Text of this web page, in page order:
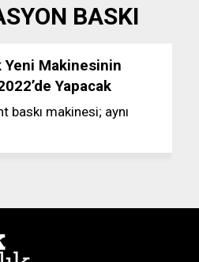
BASKI
Yeni Makinesinin
Yapacak
baskı makinesi; aynı